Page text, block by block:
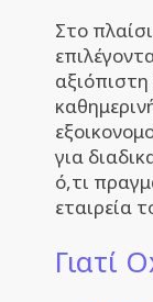
Στο
για
ό,τι
εταιρεία
Γιατί